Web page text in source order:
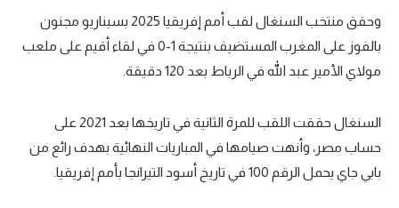
وحقق منتخب السنغال لقب أمم إفريقيا 2025 بسيناريو مجنون
بالفوز على المغرب المستضيف بنتيجة 1-0 في لقاء أقيم على ملعب
مولاي الأمير عبد الله في الرباط بعد 120 دقيقة.
السنغال حققت اللقب للمرة الثانية في تاريخها بعد 2021 على
حساب مصر، وأنهت صيامها في المباريات النهائية بهدف رائع من
بابي جاي يحمل الرقم 100 في تاريخ أسود التيرانجا بأمم إفريقيا.